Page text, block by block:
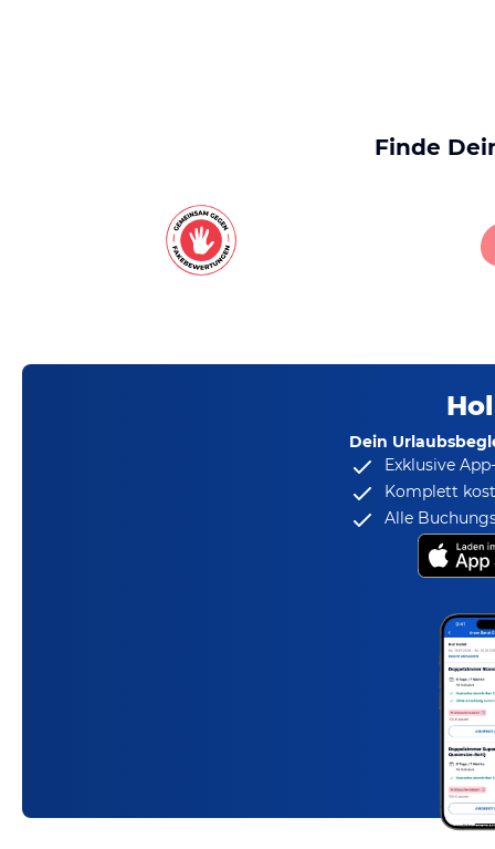
Finde
Dein
Exklusive
Komplett
Alle